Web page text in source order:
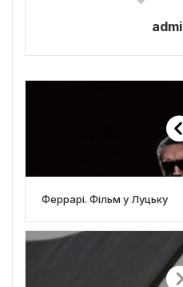
Феррарі. Фільм у Луцьку